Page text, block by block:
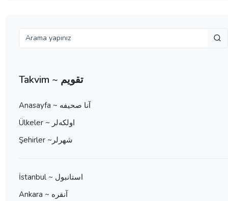
Takvim ~ تقویم
Anasayfa ~ آنا صحيفه
Ülkeler ~ اولكه‌لر
Şehirler ~شهرلر
İstanbul ~ استانبول
Ankara ~ آنقره